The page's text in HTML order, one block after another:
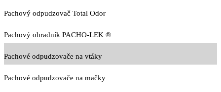
Pachový odpudzovač Total Odor
Pachový ohradník PACHO-LEK ®
Pachové odpudzovače na vtáky
Pachové odpudzovače na mačky